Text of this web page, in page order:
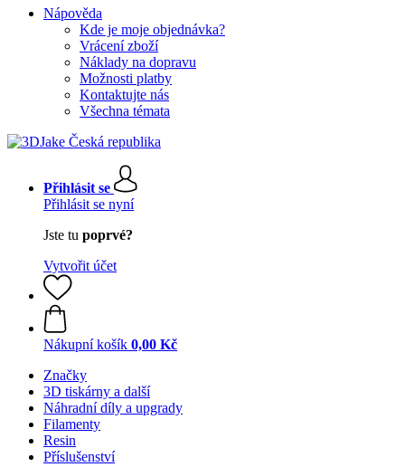
Nápověda
Kde je moje objednávka?
Vrácení zboží
Náklady na dopravu
Možnosti platby
Kontaktujte nás
Všechna témata
Přihlásit se
Přihlásit se nyní
Jste tu poprvé?
Vytvořit účet
Nákupní košík 0,00 Kč
Značky
3D tiskárny a další
Náhradní díly a upgrady
Filamenty
Resin
Příslušenství